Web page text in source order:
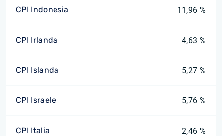
CPI Indonesia 11,96 %
CPI Irlanda 4,63 %
CPI Islanda 5,27 %
CPI Israele 5,76 %
CPI Italia 2,46 %